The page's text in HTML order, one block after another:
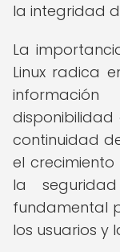
la integridad
La
Linux radica
continuidad
el
la
fundamental
los usuarios y